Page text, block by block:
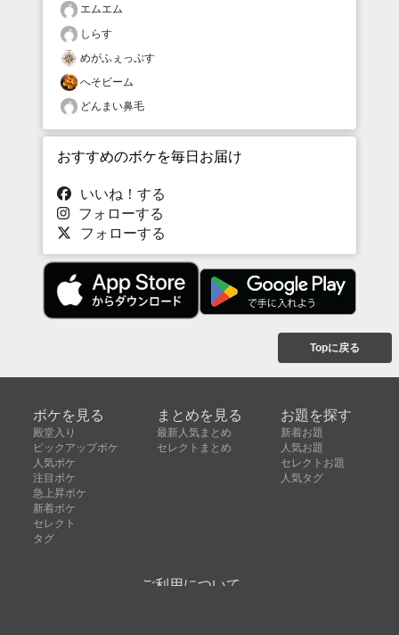
エムエム
しらす
めがふぇっぷす
へそビーム
どんまい鼻毛
おすすめのボケを毎日お届け
いいね！する
フォローする
フォローする
Topに戻る
ボケを見る
殿堂入り
ピックアップボケ
人気ボケ
注目ボケ
急上昇ボケ
新着ボケ
セレクト
タグ
まとめを見る
最新人気まとめ
セレクトまとめ
お題を探す
新着お題
人気お題
セレクトお題
人気タグ
ご利用について